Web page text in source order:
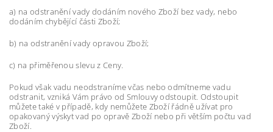
a) na odstranění vady dodáním nového Zboží bez vady, nebo
dodáním chybějící části Zboží;
b) na odstranění vady opravou Zboží;
c) na přiměřenou slevu z Ceny.
Pokud však vadu neodstraníme včas nebo odmítneme vadu
odstranit, vzniká Vám právo od Smlouvy odstoupit. Odstoupit
můžete také v případě, kdy nemůžete Zboží řádně užívat pro
opakovaný výskyt vad po opravě Zboží nebo při větším počtu vad
Zboží.